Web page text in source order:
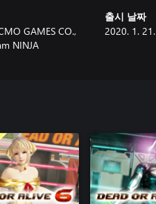
GAMES CO.,
NINJA
출시 날짜
2020. 1. 21.